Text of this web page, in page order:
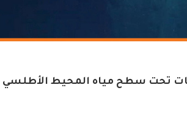
تحت سطح مياه المحيط الأطلسي